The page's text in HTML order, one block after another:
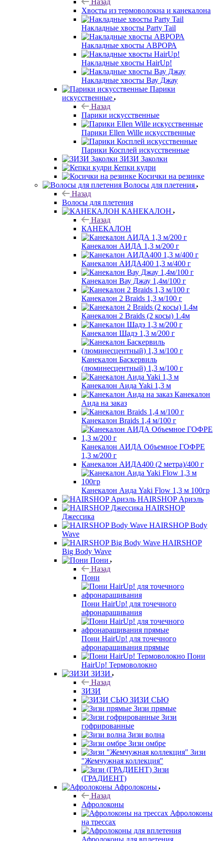
Назад
Хвосты из термоволокна и канекалона
Накладные хвосты Party Tail
Накладные хвосты АВРОРА
Накладные хвосты HairUp!
Накладные хвосты Вау Джау
Парики
искусственные
Назад
Парики искусственные
Парики Ellen Wille искусственные
Парики Косплей искусственные
ЗИЗИ Заколки
Кепки кудри
Косички на резинке
Волосы для плетения
Назад
Волосы для плетения
КАНЕКАЛОН
Назад
КАНЕКАЛОН
Канекалон АИДА 1,3 м/200 г
Канекалон АИДА400 1,3 м/400 г
Канекалон Вау Джау 1,4м/100 г
Канекалон 2 Braids 1,3 м/100 г
Канекалон 2 Braids (2 косы) 1.4м
Канекалон Шадэ 1,3 м/200 г
Канекалон Баскервиль
(люминесцентный) 1,3 м/100 г
Канекалон Аида Yaki 1,3 м
Канекалон
Аида на заказ
Канекалон Braids 1,4 м/100 г
Канекалон АИДА Объемное ГОФРЕ
1,3 м/200 г
Канекалон АИДА400 (2 метра)/400 г
Канекалон Аида Yaki Flow 1,3 м 100гр
HAIRSHOP Ариэль
HAIRSHOP
Джессика
HAIRSHOP Body
Wave
HAIRSHOP
Big Body Wave
Пони
Назад
Пони
Пони HairUp! для точечного
афронаращивания
Пони HairUp! для точечного
афронаращивания прямые
Пони
HairUp! Термоволокно
ЗИЗИ
Назад
ЗИЗИ
ЗИЗИ СЬЮ
Зизи прямые
Зизи
гофрированные
Зизи волна
Зизи омбре
Зизи
"Жемчужная коллекция"
Зизи
(ГРАДИЕНТ)
Афролоконы
Назад
Афролоконы
Афролоконы
на трессах
Афролоконы для вплетения